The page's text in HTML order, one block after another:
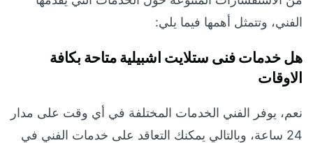
الفني، وتتمثل أهمها فيما يلي:
هل خدمات فنى ستلايت اشبيلية متاحة بكافة
الاوقات
نعم، يوفر الفني الخدمات المختلفة في أي وقت على مدار
24 ساعة، وبالتالي يمكنك التعاقد على خدمات الفني في